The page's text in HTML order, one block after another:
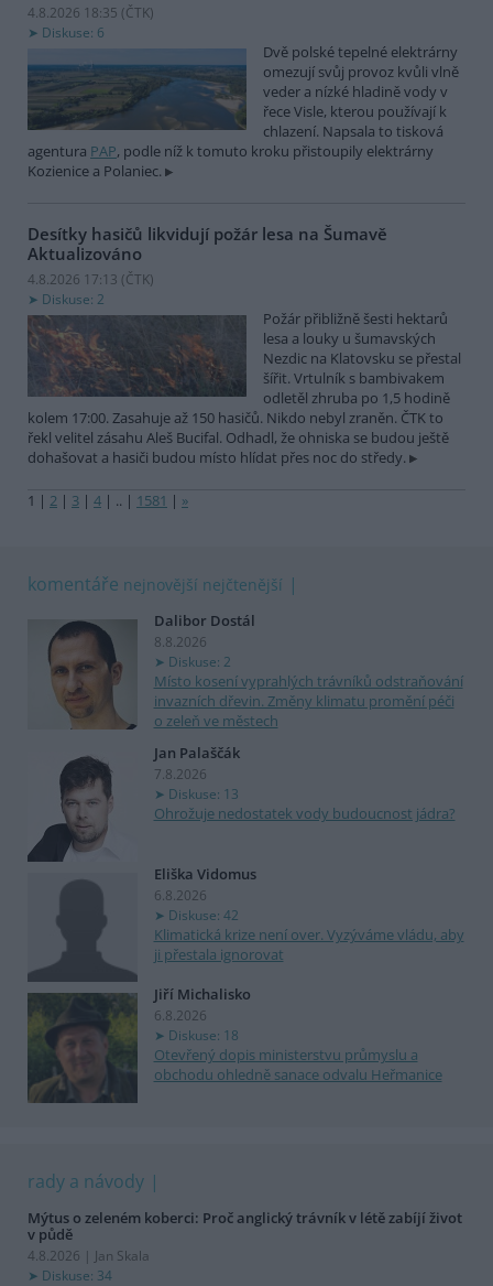
4.8.2026 18:35 (ČTK)
Diskuse: 6
Dvě polské tepelné elektrárny
omezují svůj provoz kvůli vlně
veder a nízké hladině vody v
řece Visle, kterou používají k
chlazení. Napsala to tisková
agentura PAP, podle níž k tomuto kroku přistoupily elektrárny
Kozienice a Polaniec.
Desítky hasičů likvidují požár lesa na Šumavě
Aktualizováno
4.8.2026 17:13 (ČTK)
Diskuse: 2
Požár přibližně šesti hektarů
lesa a louky u šumavských
Nezdic na Klatovsku se přestal
šířit. Vrtulník s bambivakem
odletěl zhruba po 1,5 hodině
kolem 17:00. Zasahuje až 150 hasičů. Nikdo nebyl zraněn. ČTK to
řekl velitel zásahu Aleš Bucifal. Odhadl, že ohniska se budou ještě
dohašovat a hasiči budou místo hlídat přes noc do středy.
1 | 2 | 3 | 4 | .. | 1581 | »
komentáře nejnovější nejčtenější
Dalibor Dostál
8.8.2026
Diskuse: 2
Místo kosení vyprahlých trávníků odstraňování
invazních dřevin. Změny klimatu promění péči
o zeleň ve městech
Jan Palaščák
7.8.2026
Diskuse: 13
Ohrožuje nedostatek vody budoucnost jádra?
Eliška Vidomus
6.8.2026
Diskuse: 42
Klimatická krize není over. Vyzýváme vládu, aby
ji přestala ignorovat
Jiří Michalisko
6.8.2026
Diskuse: 18
Otevřený dopis ministerstvu průmyslu a
obchodu ohledně sanace odvalu Heřmanice
rady a návody
Mýtus o zeleném koberci: Proč anglický trávník v létě zabíjí život
v půdě
4.8.2026 | Jan Skala
Diskuse: 34